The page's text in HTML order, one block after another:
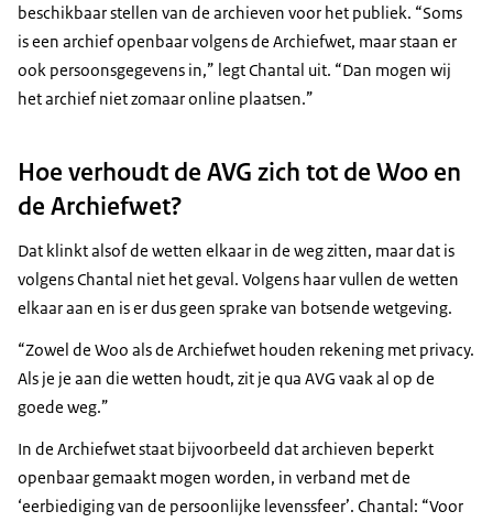
beschikbaar stellen van de archieven voor het publiek. “Soms
is een archief openbaar volgens de Archiefwet, maar staan er
ook persoonsgegevens in,” legt Chantal uit. “Dan mogen wij
het archief niet zomaar online plaatsen.”
Hoe verhoudt de AVG zich tot de Woo en
de Archiefwet?
Dat klinkt alsof de wetten elkaar in de weg zitten, maar dat is
volgens Chantal niet het geval. Volgens haar vullen de wetten
elkaar aan en is er dus geen sprake van botsende wetgeving.
“Zowel de Woo als de Archiefwet houden rekening met privacy.
Als je je aan die wetten houdt, zit je qua AVG vaak al op de
goede weg.”
In de Archiefwet staat bijvoorbeeld dat archieven beperkt
openbaar gemaakt mogen worden, in verband met de
‘eerbiediging van de persoonlijke levenssfeer’. Chantal: “Voor